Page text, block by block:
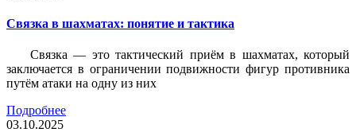
Связка в шахматах: понятие и тактика
Связка — это тактический приём в шахматах, который
заключается в ограничении подвижности фигур противника
путём атаки на одну из них
Подробнее
03.10.2025